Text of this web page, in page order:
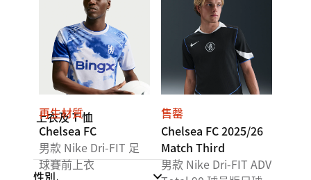
上衣及 T 恤
性別
再生材質
Chelsea FC
男款 Nike Dri-FIT 足
球賽前上衣
售罄
Chelsea FC 2025/26
Match Third
男款 Nike Dri-FIT ADV